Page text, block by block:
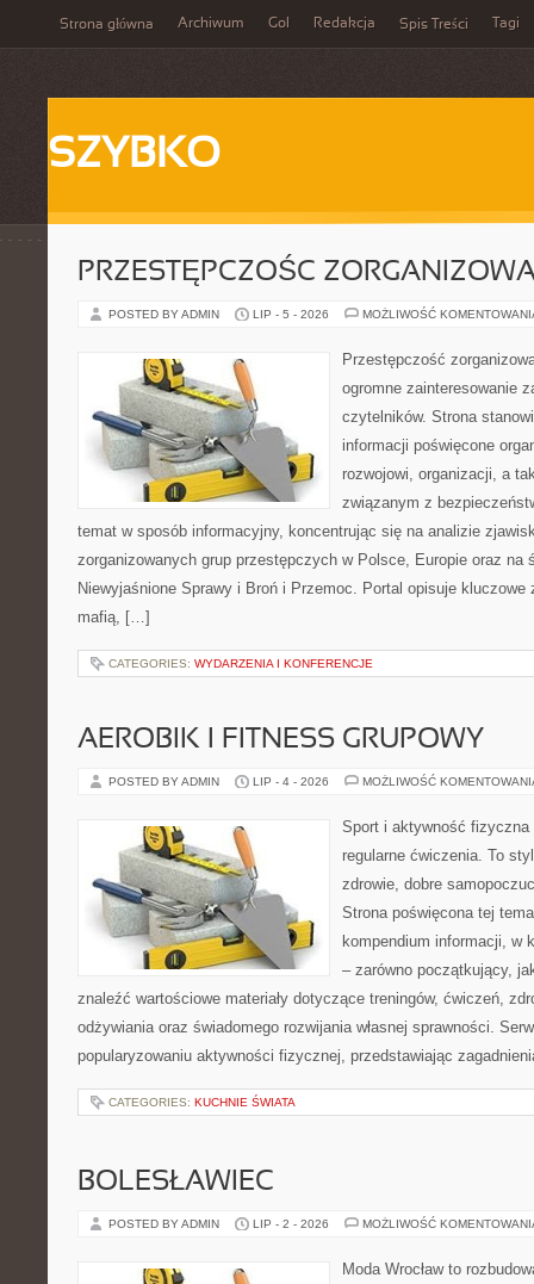
Strona główna Archiwum Gol Redakcja Spis Treści Tagi
SZYBKO
PRZESTĘPCZOŚC
POSTED BY ADMIN LIP - 5 - 2026 MOŻLIWOŚĆ
Przestępczość
ogromne zainteresowanie
czytelników. Strona
informacji poświęcone
rozwojowi, organizacji, a
związanym z
temat w sposób informacyjny, koncentrując się na analizie
zorganizowanych grup przestępczych w Polsce, Europie oraz na
Niewyjaśnione Sprawy i Broń i Przemoc. Portal opisuje kluczowe
mafią, […]
CATEGORIES: WYDARZENIA I KONFERENCJE
AEROBIK I FITNESS GRUPOWY
POSTED BY ADMIN LIP - 4 - 2026 MOŻLIWOŚĆ
Sport i aktywność
regularne ćwiczenia. To
zdrowie, dobre
Strona poświęcona tej
kompendium informacji, w
– zarówno początkujący,
znaleźć wartościowe materiały dotyczące treningów, ćwiczeń,
odżywiania oraz świadomego rozwijania własnej sprawności.
popularyzowaniu aktywności fizycznej, przedstawiając
CATEGORIES: KUCHNIE ŚWIATA
BOLESŁAWIEC
POSTED BY ADMIN LIP - 2 - 2026 MOŻLIWOŚĆ
Moda Wrocław to